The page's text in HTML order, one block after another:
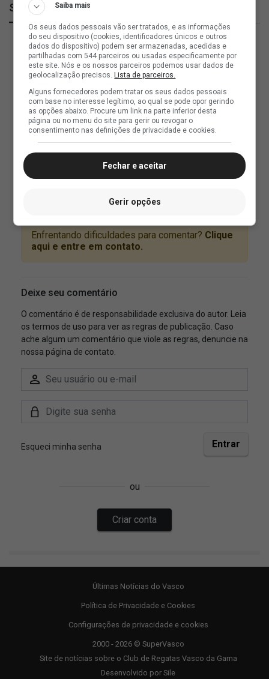
SuperVasco
Últimas Notícias do Vasco
Política de Privacidade e Cookies
Configurações de privacidade e cookies
2000 - 2026 © SuperVasco
Site de notícias sobre o Club de Regatas Vasco da Gama
Desenvolvido por Sile
Saiba mais
Os seus dados pessoais vão ser tratados, e as informações
do seu dispositivo (cookies, identificadores únicos e outros
dados do dispositivo) podem ser armazenadas, acedidas e
partilhadas com 544 parceiros ou usadas especificamente por
este site. Nós e os nossos parceiros podemos usar dados de
geolocalização precisos.Lista de parceiros.
Alguns fornecedores podem tratar os seus dados pessoais
com base no interesse legítimo, ao qual se pode opor gerindo
as opções abaixo. Procure um link na parte inferior desta
página ou no menu do site para gerir ou revogar o
consentimento nas definições de privacidade e cookies.
Fechar e aceitar
Gerir opções